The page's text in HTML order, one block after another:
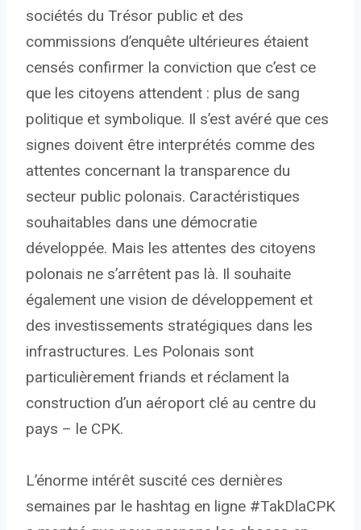
sociétés du Trésor public et des
commissions d’enquête ultérieures étaient
censés confirmer la conviction que c’est ce
que les citoyens attendent : plus de sang
politique et symbolique. Il s’est avéré que ces
signes doivent être interprétés comme des
attentes concernant la transparence du
secteur public polonais. Caractéristiques
souhaitables dans une démocratie
développée. Mais les attentes des citoyens
polonais ne s’arrêtent pas là. Il souhaite
également une vision de développement et
des investissements stratégiques dans les
infrastructures. Les Polonais sont
particulièrement friands et réclament la
construction d’un aéroport clé au centre du
pays – le CPK.
L’énorme intérêt suscité ces dernières
semaines par le hashtag en ligne #TakDlaCPK